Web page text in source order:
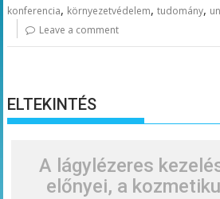
konferencia, környezetvédelem,tudomány,
Leave a comment
ELTEKINTÉS
A lágylézeres
előnyei, a